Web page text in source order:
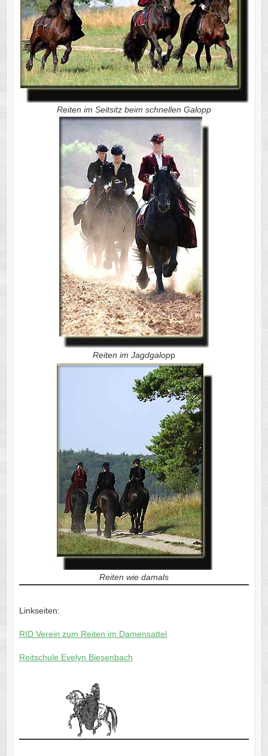
Reiten im Seitsitz beim schnellen Galopp
Reiten im Jagdgalopp
Reiten wie damals
Linkseiten:
RID Verein zum Reiten im Damensattel
Reitschule Evelyn Biesenbach